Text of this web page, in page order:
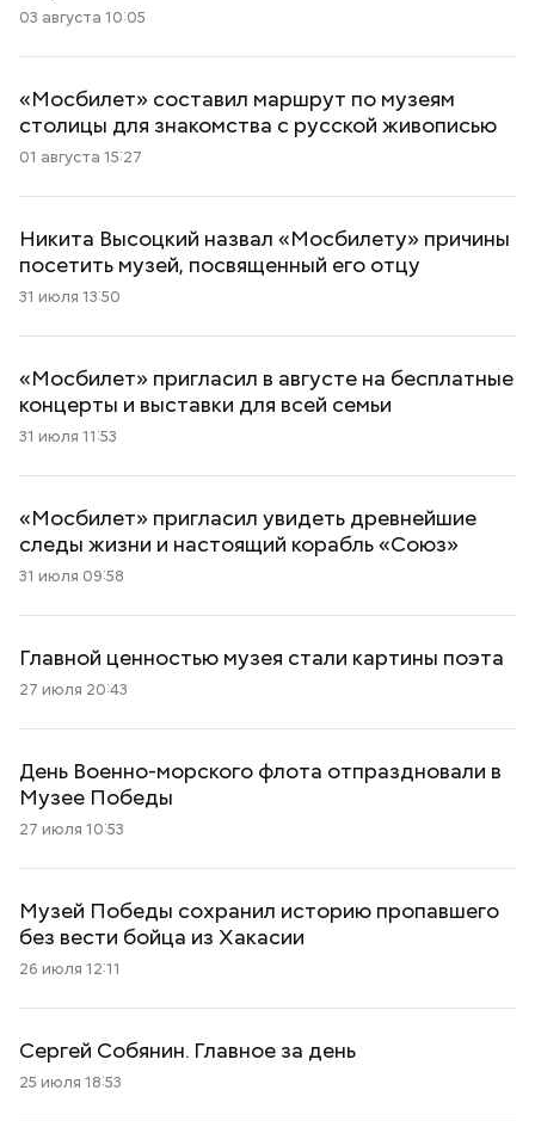
03 августа 10:05
«Мосбилет» составил маршрут по музеям
столицы для знакомства с русской живописью
01 августа 15:27
Никита Высоцкий назвал «Мосбилету» причины
посетить музей, посвященный его отцу
31 июля 13:50
«Мосбилет» пригласил в августе на бесплатные
концерты и выставки для всей семьи
31 июля 11:53
«Мосбилет» пригласил увидеть древнейшие
следы жизни и настоящий корабль «Союз»
31 июля 09:58
Главной ценностью музея стали картины поэта
27 июля 20:43
День Военно-морского флота отпраздновали в
Музее Победы
27 июля 10:53
Музей Победы сохранил историю пропавшего
без вести бойца из Хакасии
26 июля 12:11
Сергей Собянин. Главное за день
25 июля 18:53